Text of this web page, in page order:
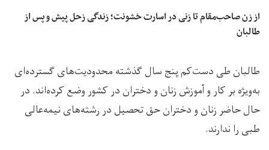
از زن صاحب‌مقام تا زنی در اسارت خشونت؛ زندگی زحل پیش و پس از
طالبان
طالبان طی دست‌کم پنج سال گذشته محدودیت‌های گسترده‌ای
به‌ویژه بر کار و آموزش زنان و دختران در کشور وضع کرده‌اند. در
حال حاضر زنان و دختران حق تحصیل در رشته‌های نیمه‌عالی
طبی را ندارند.